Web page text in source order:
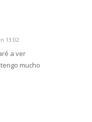
13:02
a ver
mucho